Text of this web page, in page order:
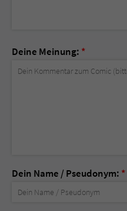
Deine Meinung: *
Dein Name / Pseudonym: *